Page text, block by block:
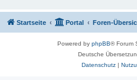
Startseite Portal Foren-
Powered by phpBB® Forum
Deutsche
Datenschutz|